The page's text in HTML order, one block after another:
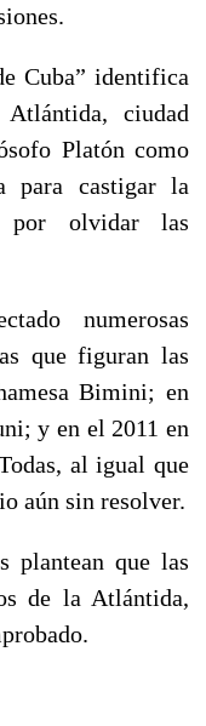
Cuba” identifica
ciudad
Platón como
para castigar la
por olvidar las
numerosas
que figuran las
Bimini; en
y en el 2011 en
al igual que
aún sin resolver.
plantean que las
de la Atlántida,